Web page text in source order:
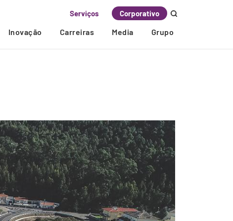
Serviços Corporativo
Inovação Carreiras Media Grupo